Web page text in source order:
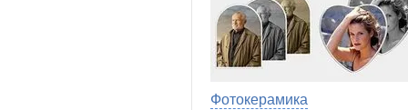
Фотокерамика